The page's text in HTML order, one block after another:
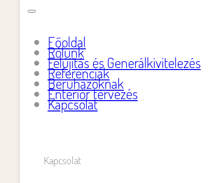
Főoldal
Rólunk
Felújítás és Generálkivitelezés
Referenciák
Beruházóknak
Enteriőr tervezés
Kapcsolat
Kapcsolat